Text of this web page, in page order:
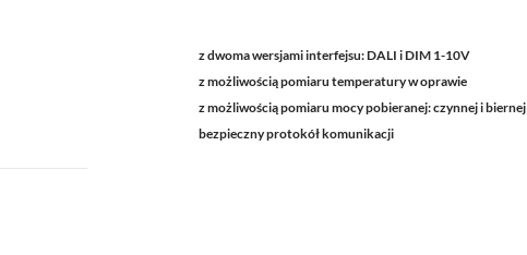
z dwoma wersjami interfejsu: DALI i DIM 1-10V
z możliwością pomiaru temperatury w oprawie
z możliwością pomiaru mocy pobieranej: czynnej i biernej
bezpieczny protokół komunikacji